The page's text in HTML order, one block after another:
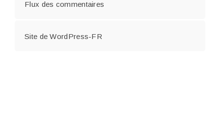
Flux des commentaires
Site de WordPress-FR